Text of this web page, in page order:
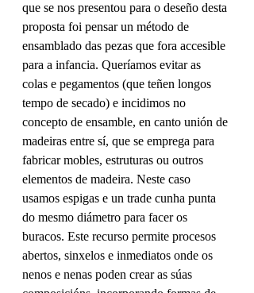
que se nos presentou para o deseño desta
proposta foi pensar un método de
ensamblado das pezas que fora accesible
para a infancia. Queríamos evitar as
colas e pegamentos (que teñen longos
tempo de secado) e incidimos no
concepto de ensamble, en canto unión de
madeiras entre sí, que se emprega para
fabricar mobles, estruturas ou outros
elementos de madeira. Neste caso
usamos espigas e un trade cunha punta
do mesmo diámetro para facer os
buracos. Este recurso permite procesos
abertos, sinxelos e inmediatos onde os
nenos e nenas poden crear as súas